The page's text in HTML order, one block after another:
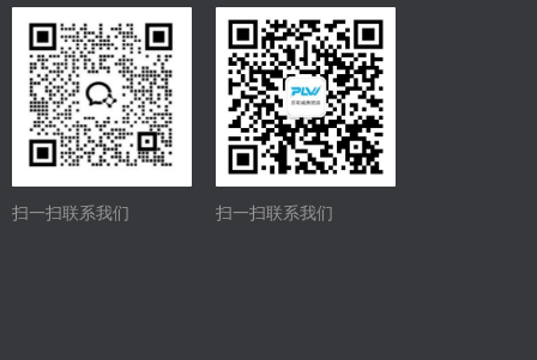
扫一扫联系我们
扫一扫联系我们